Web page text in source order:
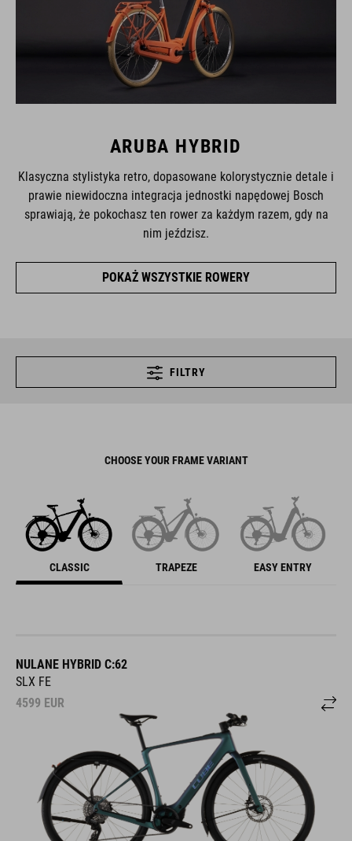
ARUBA HYBRID
Klasyczna stylistyka retro, dopasowane kolorystycznie detale i
prawie niewidoczna integracja jednostki napędowej Bosch
sprawiają, że pokochasz ten rower za każdym razem, gdy na
nim jeździsz.
POKAŻ WSZYSTKIE ROWERY
FILTRY
CHOOSE YOUR FRAME VARIANT
CLASSIC TRAPEZE EASY ENTRY
NULANE HYBRID C:62
SLX FE
4599 EUR